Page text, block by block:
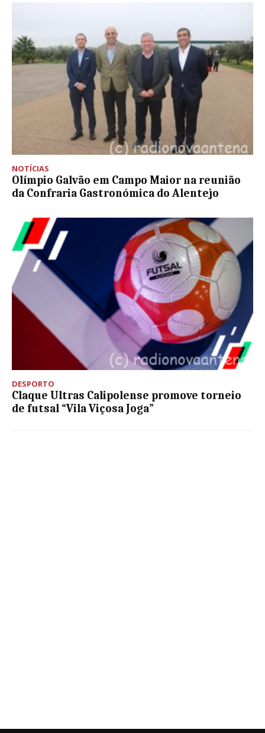
NOTÍCIAS
Olímpio Galvão em Campo Maior na reunião
da Confraria Gastronómica do Alentejo
DESPORTO
Claque Ultras Calipolense promove torneio
de futsal “Vila Viçosa Joga”